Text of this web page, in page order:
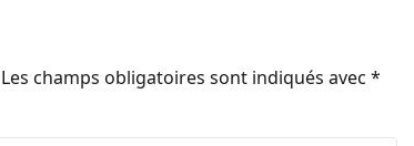
Les champs obligatoires sont indiqués avec *